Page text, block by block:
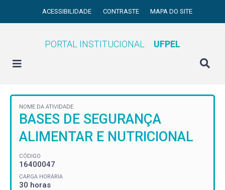
ACESSIBILIDADE CONTRASTE MAPA DO SITE
PORTAL INSTITUCIONAL UFPEL
NOME DA ATIVIDADE
BASES DE SEGURANÇA
ALIMENTAR E NUTRICIONAL
CÓDIGO
16400047
CARGA HORÁRIA
30 horas